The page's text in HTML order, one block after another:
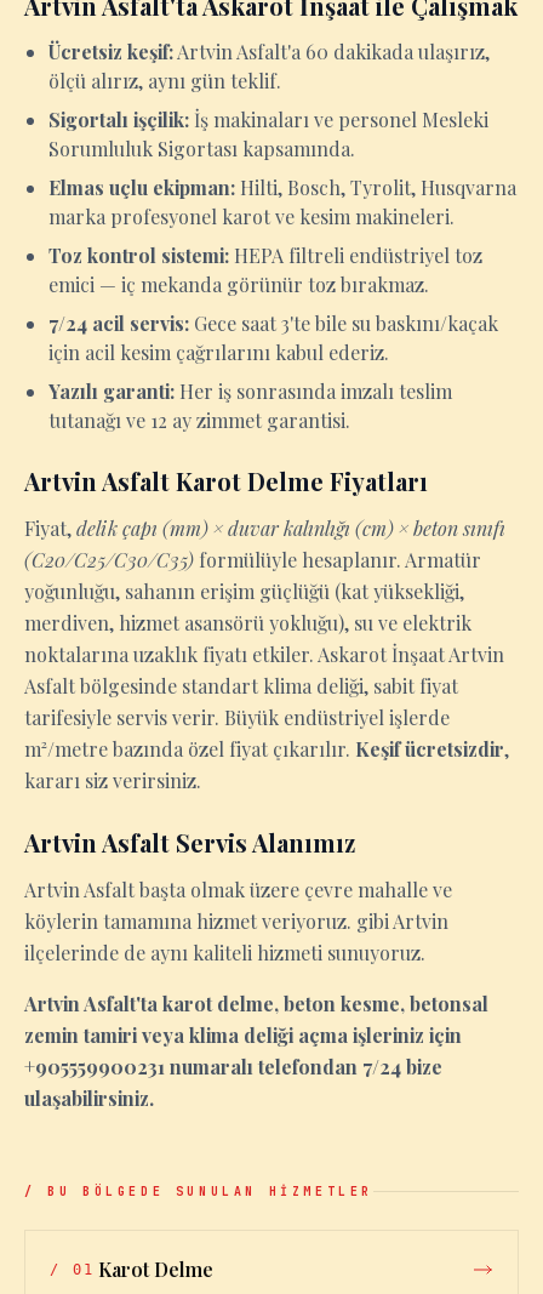
Ücretsiz keşif:Artvin Asfalt'a 60 dakikada ulaşırız,
ölçü alırız, aynı gün teklif.
Sigortalı işçilik: İş makinaları ve personel Mesleki
Sorumluluk Sigortası kapsamında.
Elmas uçlu ekipman: Hilti, Bosch, Tyrolit, Husqvarna
marka profesyonel karot ve kesim makineleri.
Toz kontrol sistemi: HEPA filtreli endüstriyel toz
emici — iç mekanda görünür toz bırakmaz.
7/24 acil servis: Gece saat 3'te bile su baskını/kaçak
için acil kesim çağrılarını kabul ederiz.
Yazılı garanti: Her iş sonrasında imzalı teslim
tutanağı ve 12 ay zimmet garantisi.
Artvin Asfalt Karot Delme Fiyatları
Fiyat,delik çapı (mm) × duvar kalınlığı (cm) × beton sınıfı
(C20/C25/C30/C35) formülüyle hesaplanır. Armatür
yoğunluğu, sahanın erişim güçlüğü (kat yüksekliği,
merdiven, hizmet asansörü yokluğu), su ve elektrik
noktalarına uzaklık fiyatı etkiler. Askarot İnşaat Artvin
Asfalt bölgesinde standart klima deliği, sabit fiyat
tarifesiyle servis verir. Büyük endüstriyel işlerde
m²/metre bazında özel fiyat çıkarılır. Keşif ücretsizdir,
kararı siz verirsiniz.
Artvin Asfalt Servis Alanımız
Artvin Asfalt başta olmak üzere çevre mahalle ve
köylerin tamamına hizmet veriyoruz. gibi Artvin
ilçelerinde de aynı kaliteli hizmeti sunuyoruz.
Artvin Asfalt'ta karot delme, beton kesme, betonsal
zemin tamiri veya klima deliği açma işleriniz için
+905559900231 numaralı telefondan 7/24 bize
ulaşabilirsiniz.
/ BU BÖLGEDE SUNULAN HİZMETLER
/ 01 Karot Delme